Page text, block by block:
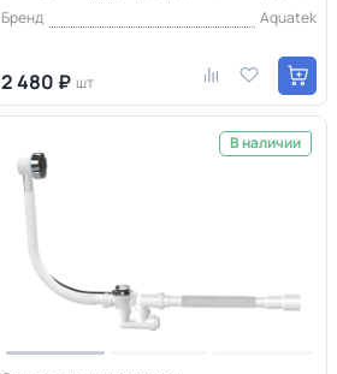
Бренд
Aquatek
2 480 ₽ шт
В наличии